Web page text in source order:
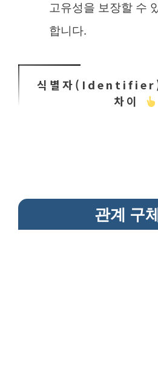
고유성을 보장할 수
합니다.
식별자
차이
관계 구